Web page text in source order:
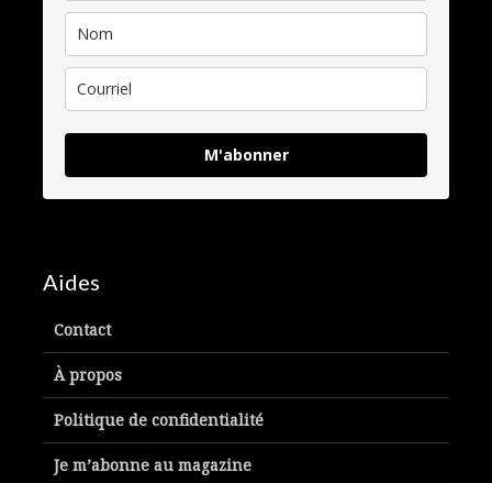
M'abonner
Aides
Contact
À propos
Politique de confidentialité
Je m’abonne au magazine